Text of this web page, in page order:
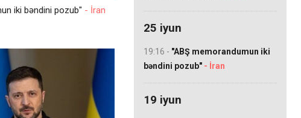
iki bəndini pozub" - İran
25 iyun
19:16 - "ABŞ memorandumun iki
bəndini pozub" - İran
19 iyun